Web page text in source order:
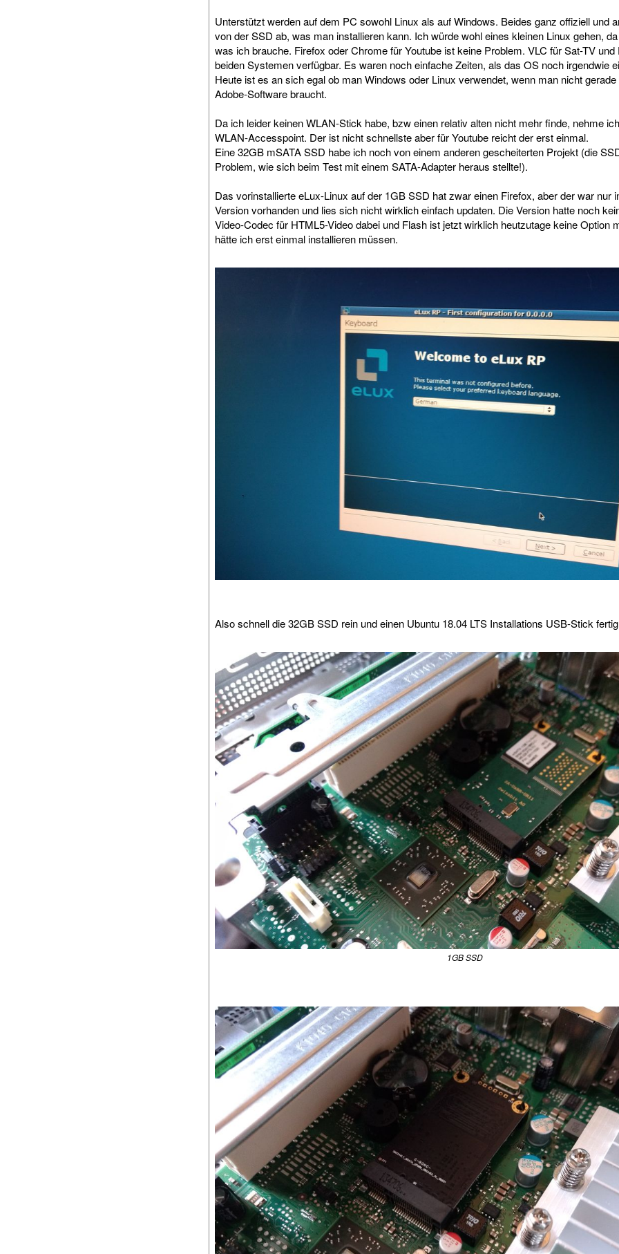
Unterstützt werden auf dem PC sowohl Linux als auf Windows. Beides ganz offiziell und
von der SSD ab, was man installieren kann. Ich würde wohl eines kleinen Linux gehen,
was ich brauche. Firefox oder Chrome für Youtube ist keine Problem. VLC für Sat-TV
beiden Systemen verfügbar. Es waren noch einfache Zeiten, als das OS noch irgendwie
Heute ist es an sich egal ob man Windows oder Linux verwendet, wenn man nicht
Adobe-Software braucht.
Da ich leider keinen WLAN-Stick habe, bzw einen relativ alten nicht mehr finde, nehme
WLAN-Accesspoint. Der ist nicht schnellste aber für Youtube reicht der erst einmal.
Eine 32GB mSATA SSD habe ich noch von einem anderen gescheiterten Projekt (die
Problem, wie sich beim Test mit einem SATA-Adapter heraus stellte!).
Das vorinstallierte eLux-Linux auf der 1GB SSD hat zwar einen Firefox, aber der war nur
Version vorhanden und lies sich nicht wirklich einfach updaten. Die Version hatte noch
Video-Codec für HTML5-Video dabei und Flash ist jetzt wirklich heutzutage keine Option
hätte ich erst einmal installieren müssen.
Also schnell die 32GB SSD rein und einen Ubuntu 18.04 LTS Installations USB-Stick
1GB SSD